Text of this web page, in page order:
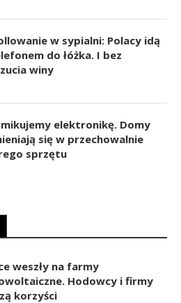
w sypialni: Polacy idą
do łóżka. I bez
winy
elektronikę. Domy
się w przechowalnie
sprzętu
weszły na farmy
Hodowcy i firmy
korzyści